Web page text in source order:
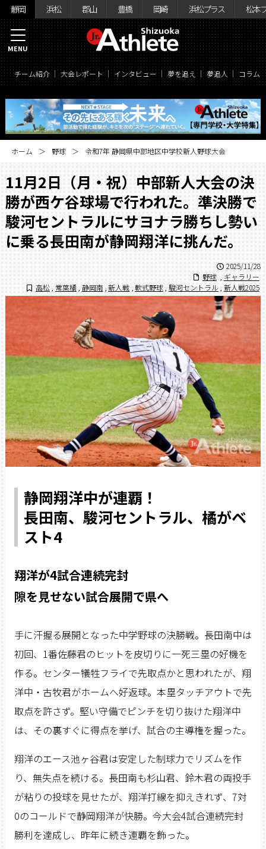
静岡 浜松 郡山 豊橋 岡崎 浜松プラス 松本
チーム紹介 大会レポート インタビュー 夢を追え 夢追人 コラム
MENU
ホーム 野球 令和7年 静岡県中部地区中学校新人野球大会
11月2日（月・祝）中部新人大会の決
勝が西ケ谷球場で行われた。準決勝で
駿河セントラルにサヨナラ勝ちし勢い
に乗る長田南が静岡翔洋に挑んだ。
2025/11/28
野球
ギャラリー
高松 常葉橘 静岡南 新人戦 軟式野球 駿河セントラル 新人戦2025
静岡翔洋中が連覇！
長田南、駿河セントラル、橘がベ
スト4
翔洋が4試合連続完封
隙を見せない試合展開で県へ
手に汗握る展開となった中学野球の決勝戦。長田南中は
初回、1番佐藤君のヒットを皮切りに一死三塁の好機を
作る。センター犠牲フライで先取点かと思われたが、翔
洋中・古牧君がホームへ好返球。本塁タッチアウトで先
取点を許さず。堅い守備でピンチを切り抜けた翔洋中
は、その裏すぐに得点を挙げ、試合の主導権を握った。
翔洋のエース池ヶ谷君は安定した制球力でリズムを作
り、無失点を続ける。長田南も杉山君、鈴木君の両投手
が粘りの投球を見せたが、翔洋打線を抑えきれず、7対
0のコールドで静岡翔洋が快勝。今大会4試合連続完封
勝利を達成し、昨年に続き連覇を飾った。